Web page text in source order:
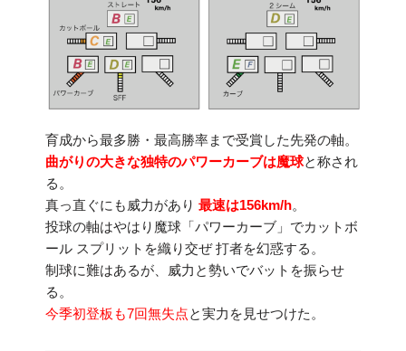
育成から最多勝・最高勝率まで受賞した先発の軸。
曲がりの大きな独特のパワーカーブは魔球と称され
る。
真っ直ぐにも威力があり 最速は156km/h。
投球の軸はやはり魔球「パワーカーブ」でカットボ
ール スプリットを織り交ぜ 打者を幻惑する。
制球に難はあるが、威力と勢いでバットを振らせ
る。
今季初登板も7回無失点と実力を見せつけた。